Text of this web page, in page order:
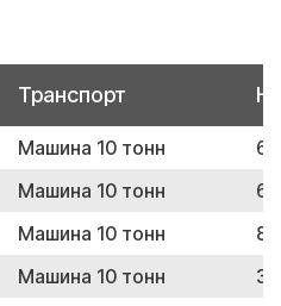
Транспорт
Машина 10 тонн
Машина 10 тонн
Машина 10 тонн
Машина 10 тонн